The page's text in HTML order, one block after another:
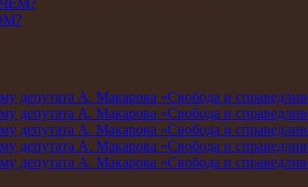
депутата А. Макарова «Свобода и
депутата А. Макарова «Свобода и
депутата А. Макарова «Свобода и
депутата А. Макарова «Свобода и
депутата А. Макарова «Свобода и